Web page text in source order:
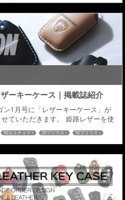
ーキーケース｜掲載誌紹介
1月号に「レザーキーケース」が
ていただきます。 姫路レザーを使
に対応したレザーキーケースとな
選べる仕様は全８９６通り。 革の
全１６色／ロゴの色：全２色／金
ジにあった愛車とのコーディネイ
ースが見つかる...
50エスティマ 30プリウス
50プリウス